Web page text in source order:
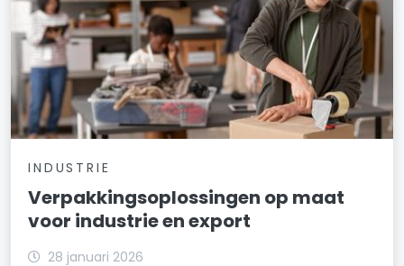
INDUSTRIE
Verpakkingsoplossingen op maat
voor industrie en export
28 januari 2026